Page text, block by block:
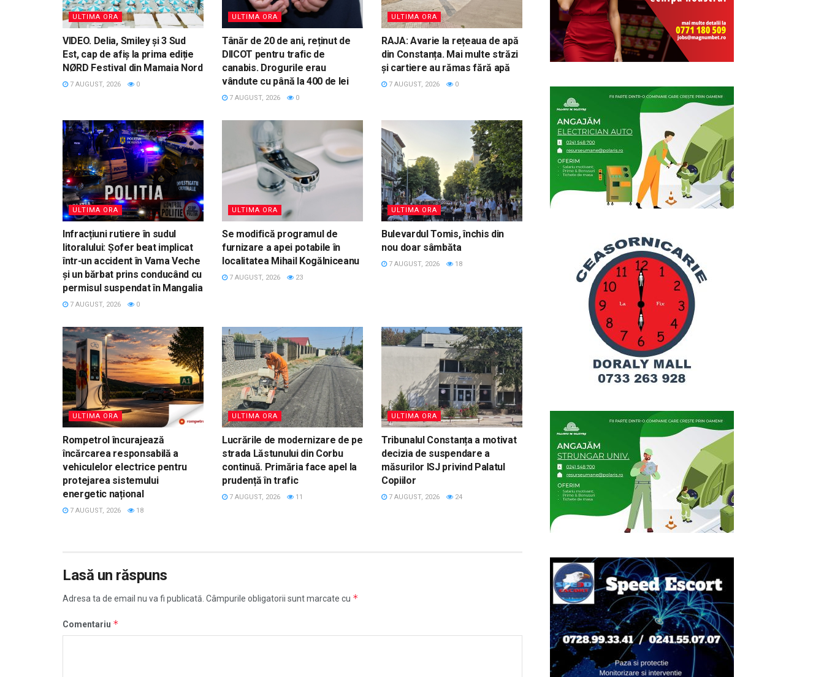
ULTIMA ORA
VIDEO. Delia, Smiley și 3 Sud
Est, cap de afiș la prima ediție
NØRD Festival din Mamaia Nord
7 AUGUST, 2026 0
ULTIMA ORA
Tânăr de 20 de ani, reținut de
DIICOT pentru trafic de
canabis. Drogurile erau
vândute cu până la 400 de lei
7 AUGUST, 2026 0
ULTIMA ORA
RAJA: Avarie la rețeaua de apă
din Constanța. Mai multe străzi
și cartiere au rămas fără apă
7 AUGUST, 2026 0
ULTIMA ORA
Infracțiuni rutiere în sudul
litoralului: Șofer beat implicat
într-un accident în Vama Veche
și un bărbat prins conducând cu
permisul suspendat în Mangalia
7 AUGUST, 2026 0
ULTIMA ORA
Se modifică programul de
furnizare a apei potabile în
localitatea Mihail Kogălniceanu
7 AUGUST, 2026 23
ULTIMA ORA
Bulevardul Tomis, închis din
nou doar sâmbăta
7 AUGUST, 2026 18
ULTIMA ORA
Rompetrol încurajează
încărcarea responsabilă a
vehiculelor electrice pentru
protejarea sistemului
energetic național
7 AUGUST, 2026 18
ULTIMA ORA
Lucrările de modernizare de pe
strada Lăstunului din Corbu
continuă. Primăria face apel la
prudență în trafic
7 AUGUST, 2026 11
ULTIMA ORA
Tribunalul Constanța a motivat
decizia de suspendare a
măsurilor ISJ privind Palatul
Copiilor
7 AUGUST, 2026 24
Lasă un răspuns
Adresa ta de email nu va fi publicată. Câmpurile obligatorii sunt marcate cu *
Comentariu *